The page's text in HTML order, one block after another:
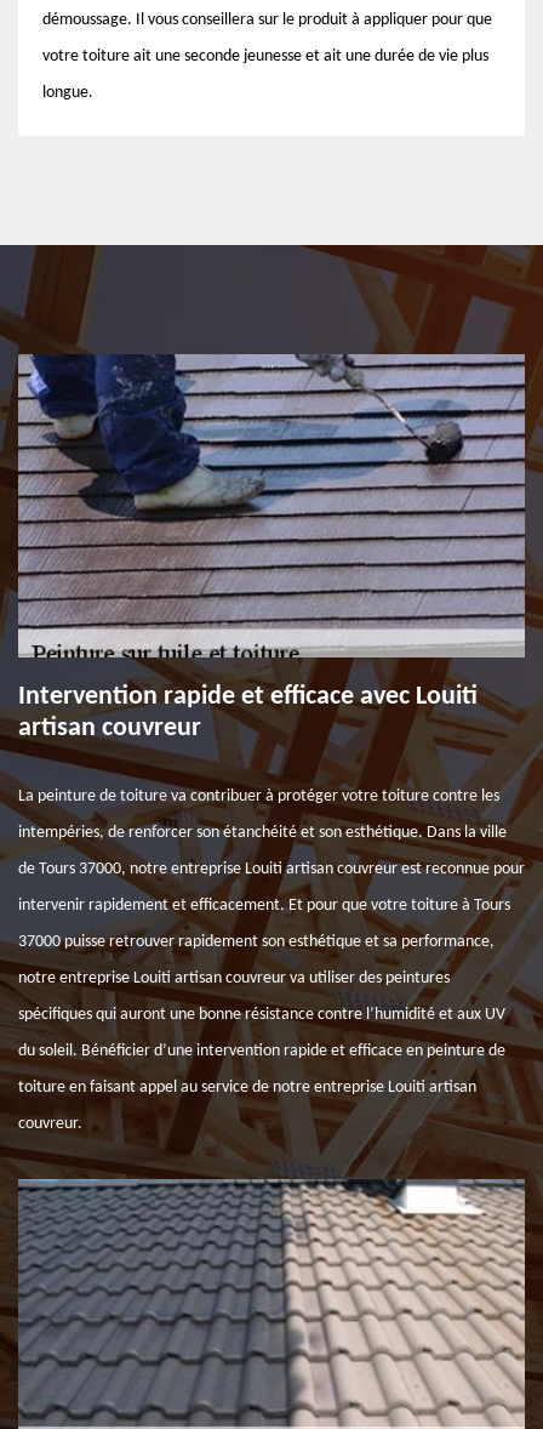
démoussage. Il vous conseillera sur le produit à appliquer pour que
votre toiture ait une seconde jeunesse et ait une durée de vie plus
longue.
Intervention rapide et efficace avec Louiti
artisan couvreur
La peinture de toiture va contribuer à protéger votre toiture contre les
intempéries, de renforcer son étanchéité et son esthétique. Dans la ville
de Tours 37000, notre entreprise Louiti artisan couvreur est reconnue pour
intervenir rapidement et efficacement. Et pour que votre toiture à Tours
37000 puisse retrouver rapidement son esthétique et sa performance,
notre entreprise Louiti artisan couvreur va utiliser des peintures
spécifiques qui auront une bonne résistance contre l’humidité et aux UV
du soleil. Bénéficier d’une intervention rapide et efficace en peinture de
toiture en faisant appel au service de notre entreprise Louiti artisan
couvreur.